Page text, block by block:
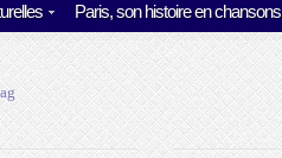
Paris, son histoire en chansons